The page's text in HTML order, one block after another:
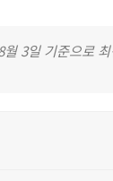
3일 기준으로